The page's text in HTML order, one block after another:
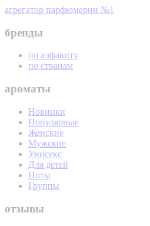
агрегатор парфюмерии №1
бренды
по алфавиту
по странам
ароматы
Новинки
Популярные
Женские
Мужские
Унисекс
Для детей
Ноты
Группы
отзывы